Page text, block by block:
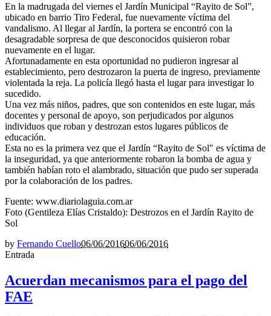
En la madrugada del viernes el Jardín Municipal “Rayito de Sol”,
ubicado en barrio Tiro Federal, fue nuevamente víctima del
vandalismo. Al llegar al Jardín, la portera se encontró con la
desagradable sorpresa de que desconocidos quisieron robar
nuevamente en el lugar.
Afortunadamente en esta oportunidad no pudieron ingresar al
establecimiento, pero destrozaron la puerta de ingreso, previamente
violentada la reja. La policía llegó hasta el lugar para investigar lo
sucedido.
Una vez más niños, padres, que son contenidos en este lugar, más
docentes y personal de apoyo, son perjudicados por algunos
individuos que roban y destrozan estos lugares públicos de
educación.
Esta no es la primera vez que el Jardín “Rayito de Sol" es víctima de
la inseguridad, ya que anteriormente robaron la bomba de agua y
también habían roto el alambrado, situación que pudo ser superada
por la colaboración de los padres.
Fuente: www.diariolaguia.com.ar
Foto (Gentileza Elías Cristaldo): Destrozos en el Jardín Rayito de
Sol
by Fernando Cuello06/06/201606/06/2016
Entrada
Acuerdan mecanismos para el pago del
FAE